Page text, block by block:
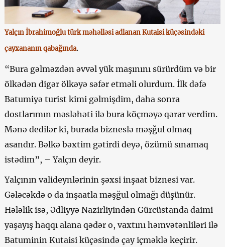
Yalçın İbrahimoğlu türk məhəlləsi adlanan Kutaisi küçəsindəki
çayxananın qabağında.
“Bura gəlməzdən əvvəl yük maşınını sürürdüm və bir
ölkədən digər ölkəyə səfər etməli olurdum. İlk dəfə
Batumiyə turist kimi gəlmişdim, daha sonra
dostlarımın məsləhəti ilə bura köçməyə qərar verdim.
Mənə dedilər ki, burada bizneslə məşğul olmaq
asandır. Bəlkə bəxtim gətirdi deyə, özümü sınamaq
istədim”, – Yalçın deyir.
Yalçının valideynlərinin şəxsi inşaat biznesi var.
Gələcəkdə o da inşaatla məşğul olmağı düşünür.
Hələlik isə, Ədliyyə Nazirliyindən Gürcüstanda daimi
yaşayış haqqı alana qədər o, vaxtını həmvətənliləri ilə
Batuminin Kutaisi küçəsində çay içməklə keçirir.